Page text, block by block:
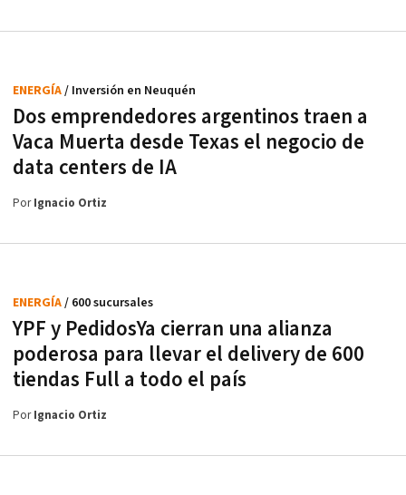
Dos emprendedores argentinos traen a
Vaca Muerta desde Texas el negocio de
data centers de IA
ENERGÍA/ Inversión en Neuquén
PorIgnacio Ortiz
YPF y PedidosYa cierran una alianza
poderosa para llevar el delivery de 600
tiendas Full a todo el país
ENERGÍA/ 600 sucursales
PorIgnacio Ortiz